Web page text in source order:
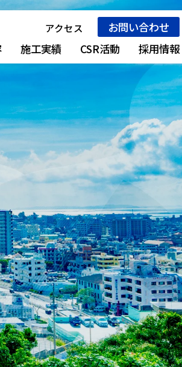
アクセス
お問い合わせ
施工実績 CSR活動 採用情報